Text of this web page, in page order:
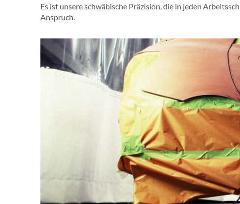
Es ist unsere schwäbische Präzision, die in jeden
Anspruch.